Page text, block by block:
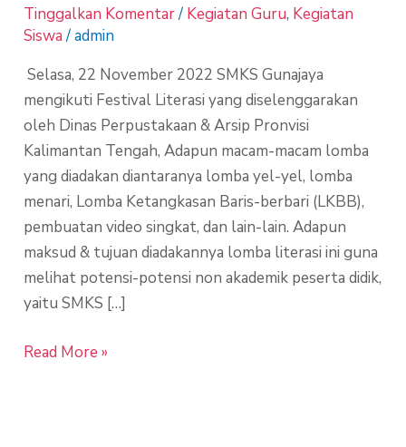
Tinggalkan Komentar/ Kegiatan Guru, Kegiatan
Siswa/admin
Selasa, 22 November 2022 SMKS Gunajaya
mengikuti Festival Literasi yang diselenggarakan
oleh Dinas Perpustakaan & Arsip Pronvisi
Kalimantan Tengah, Adapun macam-macam lomba
yang diadakan diantaranya lomba yel-yel, lomba
menari, Lomba Ketangkasan Baris-berbari (LKBB),
pembuatan video singkat, dan lain-lain. Adapun
maksud & tujuan diadakannya lomba literasi ini guna
melihat potensi-potensi non akademik peserta didik,
yaitu SMKS […]
Read More »